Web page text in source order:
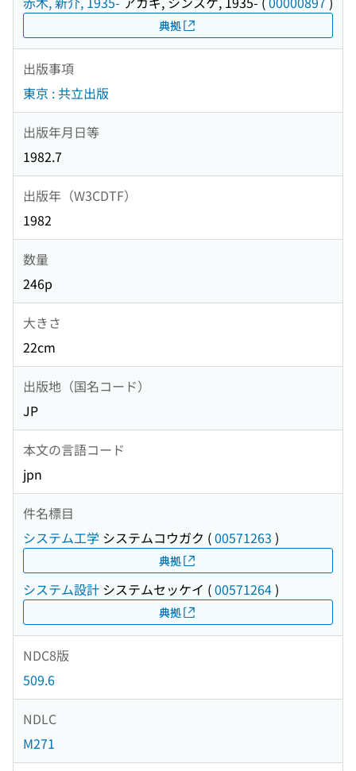
典拠
出版事項
東京 : 共立出版
出版年月日等
1982.7
出版年（W3CDTF）
1982
数量
246p
大きさ
22cm
出版地（国名コード）
JP
本文の言語コード
jpn
件名標目
システム工学 システムコウガク (00571263 )
典拠
システム設計 システムセッケイ (00571264)
典拠
NDC8版
509.6
NDLC
M271